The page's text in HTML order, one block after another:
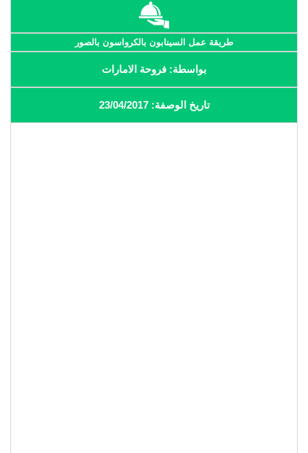
طريقة عمل السينابون بالكرواسون بالصور
بواسطة: فروحة الامارات
تاريخ الوصفة: 23/04/2017